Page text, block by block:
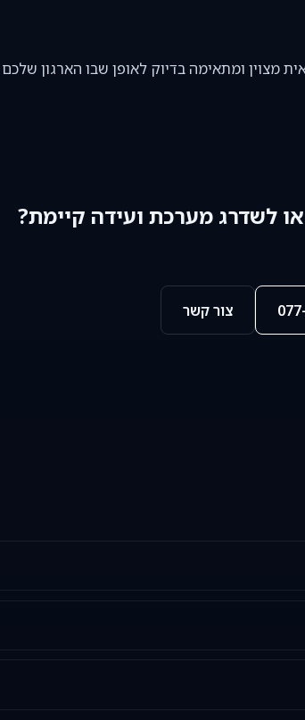
מצוין ומתאימה בדיוק לאופן שבו הארגון שלכם
לשדרג מערכת ועידה קיימת?
צור קשר